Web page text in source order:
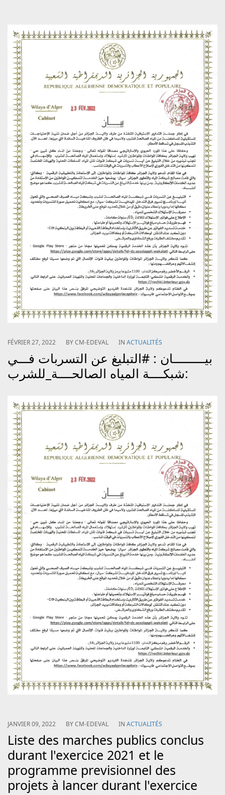
FÉVRIER 27, 2022 BYCM-EDEVAL IN ACTUALITÉS
بيـــــــــان : #التبليغ عن التسربات فـــي
شبكــــة المياه الصالحــــة_للشرب:
JANVIER 09, 2022 BYCM-EDEVAL IN ACTUALITÉS
Liste des marches publics conclus
durant l'exercice 2021 et le
programme previsionnel des
projets à lancer durant l'exercice